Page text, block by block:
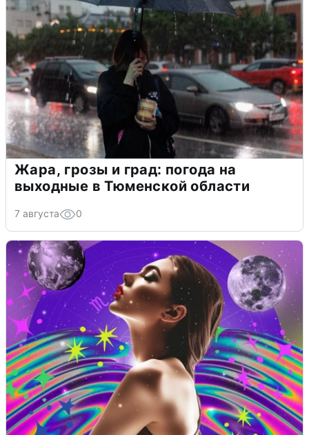
Жара, грозы и град: погода на
выходные в Тюменской области
7 августа 0